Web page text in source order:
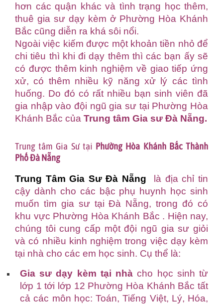
hơn các quận khác và tình trạng học thêm,
thuê gia sư dạy kèm ở Phường Hòa Khánh
Bắc cũng diễn ra khá sôi nổi.
Ngoài việc kiếm được một khoản tiền nhỏ để
chi tiêu thì khi đi dạy thêm thì các bạn ấy sẽ
có được thêm kinh nghiệm về giao tiếp ứng
xử, có thêm nhiều kỹ năng xử lý các tình
huống. Do đó có rất nhiều bạn sinh viên đã
gia nhập vào đội ngũ gia sư tại Phường Hòa
Khánh Bắc của Trung tâm Gia sư Đà Nẵng.
Trung tâm Gia Sư tại Phường Hòa Khánh Bắc Thành
Phố Đà Nẵng
Trung Tâm Gia Sư Đà Nẵng là địa chỉ tin
cậy dành cho các bậc phụ huynh học sinh
muốn tìm gia sư tại Đà Nẵng, trong đó có
khu vực Phường Hòa Khánh Bắc . Hiện nay,
chúng tôi cung cấp một đội ngũ gia sư giỏi
và có nhiều kinh nghiệm trong việc dạy kèm
tại nhà cho các em học sinh. Cụ thể là:
Gia sư dạy kèm tại nhà cho học sinh từ
lớp 1 tới lớp 12 Phường Hòa Khánh Bắc tất
cả các môn học: Toán, Tiếng Việt, Lý, Hóa,